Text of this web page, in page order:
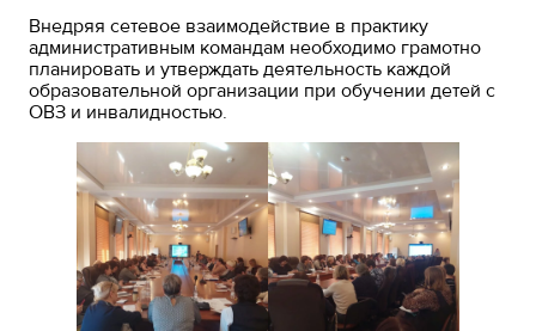
Внедряя сетевое взаимодействие в практику
административным командам необходимо грамотно
планировать и утверждать деятельность каждой
образовательной организации при обучении детей с
ОВЗ и инвалидностью.